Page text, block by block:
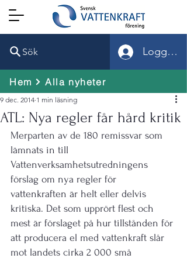
Sök Logga in
Hem Alla nyheter
ATL: Nya regler får hård kritik
9 dec. 2014 1 min läsning
Merparten av de 180 remissvar som
lämnats in till
Vattenverksamhetsutredningens
förslag om nya regler för
vattenkraften är helt eller delvis
kritiska. Det som upprört flest och
mest är förslaget på hur tillstånden för
att producera el med vattenkraft slår
mot landets cirka 2 000 små